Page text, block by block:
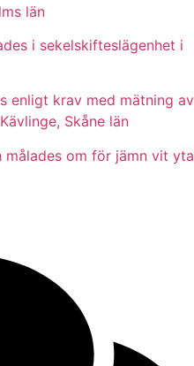
län
i sekelskifteslägenhet i
enligt krav med mätning av
Skåne län
målades om för jämn vit yta